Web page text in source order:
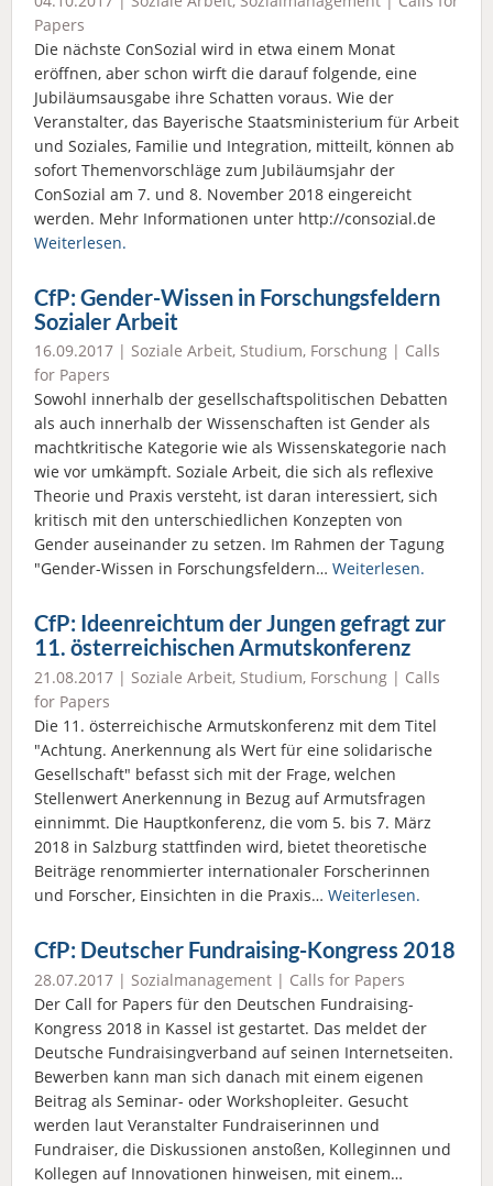
Papers
Die nächste ConSozial wird in etwa einem Monat
eröffnen, aber schon wirft die darauf folgende, eine
Jubiläumsausgabe ihre Schatten voraus. Wie der
Veranstalter, das Bayerische Staatsministerium für Arbeit
und Soziales, Familie und Integration, mitteilt, können ab
sofort Themenvorschläge zum Jubiläumsjahr der
ConSozial am 7. und 8. November 2018 eingereicht
werden. Mehr Informationen unter http://consozial.de
Weiterlesen.
CfP: Gender-Wissen in Forschungsfeldern
Sozialer Arbeit
16.09.2017 | Soziale Arbeit, Studium, Forschung | Calls
for Papers
Sowohl innerhalb der gesellschaftspolitischen Debatten
als auch innerhalb der Wissenschaften ist Gender als
machtkritische Kategorie wie als Wissenskategorie nach
wie vor umkämpft. Soziale Arbeit, die sich als reflexive
Theorie und Praxis versteht, ist daran interessiert, sich
kritisch mit den unterschiedlichen Konzepten von
Gender auseinander zu setzen. Im Rahmen der Tagung
"Gender-Wissen in Forschungsfeldern… Weiterlesen.
CfP: Ideenreichtum der Jungen gefragt zur
11. österreichischen Armutskonferenz
21.08.2017 | Soziale Arbeit, Studium, Forschung | Calls
for Papers
Die 11. österreichische Armutskonferenz mit dem Titel
"Achtung. Anerkennung als Wert für eine solidarische
Gesellschaft" befasst sich mit der Frage, welchen
Stellenwert Anerkennung in Bezug auf Armutsfragen
einnimmt. Die Hauptkonferenz, die vom 5. bis 7. März
2018 in Salzburg stattfinden wird, bietet theoretische
Beiträge renommierter internationaler Forscherinnen
und Forscher, Einsichten in die Praxis… Weiterlesen.
CfP: Deutscher Fundraising-Kongress 2018
28.07.2017 | Sozialmanagement | Calls for Papers
Der Call for Papers für den Deutschen Fundraising-
Kongress 2018 in Kassel ist gestartet. Das meldet der
Deutsche Fundraisingverband auf seinen Internetseiten.
Bewerben kann man sich danach mit einem eigenen
Beitrag als Seminar- oder Workshopleiter. Gesucht
werden laut Veranstalter Fundraiserinnen und
Fundraiser, die Diskussionen anstoßen, Kolleginnen und
Kollegen auf Innovationen hinweisen, mit einem…